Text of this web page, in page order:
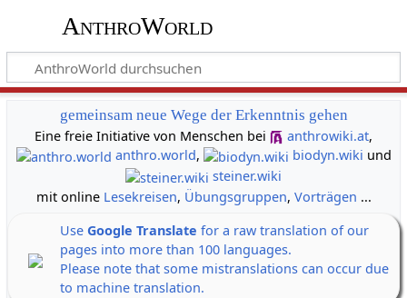
AnthroWorld
gemeinsam neue Wege der Erkenntnis gehen
Eine freie Initiative von Menschen bei
anthrowiki.at,
anthro.world, biodyn.wiki und
steiner.wiki
mit online Lesekreisen, Übungsgruppen, Vorträgen ...
Use Google Translate for a raw translation of our
pages into more than 100 languages.
Please note that some mistranslations can occur due
to machine translation.